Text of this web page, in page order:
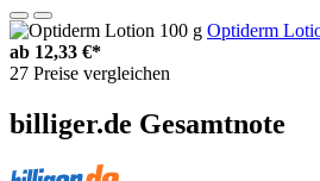
Optiderm
ab 12,33 €*
27 Preise vergleichen
billiger.de Gesamtnote